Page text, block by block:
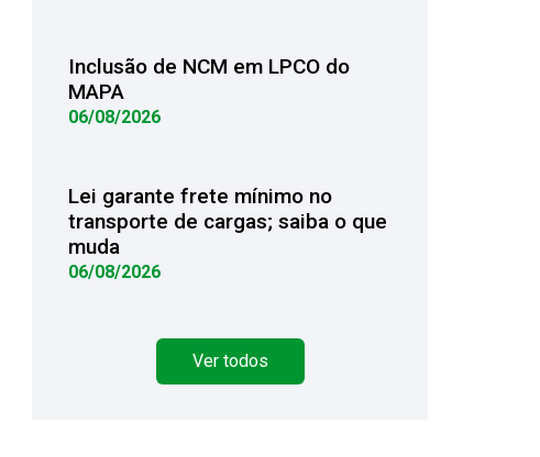
Inclusão de NCM em LPCO do
MAPA
06/08/2026
Lei garante frete mínimo no
transporte de cargas; saiba o que
muda
06/08/2026
Ver todos